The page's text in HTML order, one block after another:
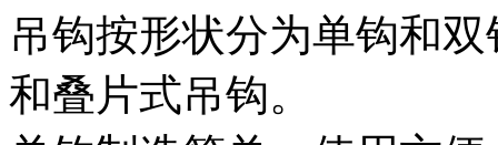
吊钩按形状分为单钩和
和叠片式吊钩。